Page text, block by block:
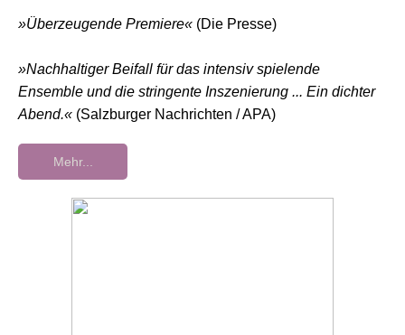
»Überzeugende Premiere« (Die Presse)
»Nachhaltiger Beifall für das intensiv spielende
Ensemble und die stringente Inszenierung ... Ein dichter
Abend.« (Salzburger Nachrichten / APA)
Mehr...